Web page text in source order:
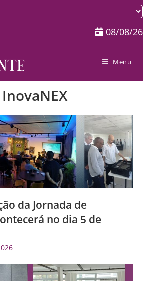
08/08/26
Menu
da Jornada de
no dia 5 de